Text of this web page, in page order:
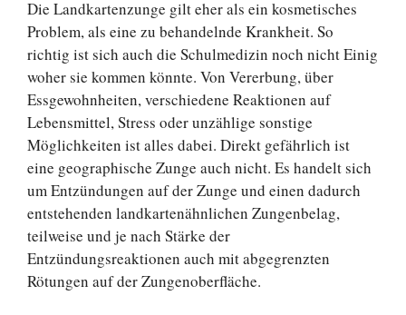
Die Landkartenzunge gilt eher als ein kosmetisches
Problem, als eine zu behandelnde Krankheit. So
richtig ist sich auch die Schulmedizin noch nicht Einig
woher sie kommen könnte. Von Vererbung, über
Essgewohnheiten, verschiedene Reaktionen auf
Lebensmittel, Stress oder unzählige sonstige
Möglichkeiten ist alles dabei. Direkt gefährlich ist
eine geographische Zunge auch nicht. Es handelt sich
um Entzündungen auf der Zunge und einen dadurch
entstehenden landkartenähnlichen Zungenbelag,
teilweise und je nach Stärke der
Entzündungsreaktionen auch mit abgegrenzten
Rötungen auf der Zungenoberfläche.